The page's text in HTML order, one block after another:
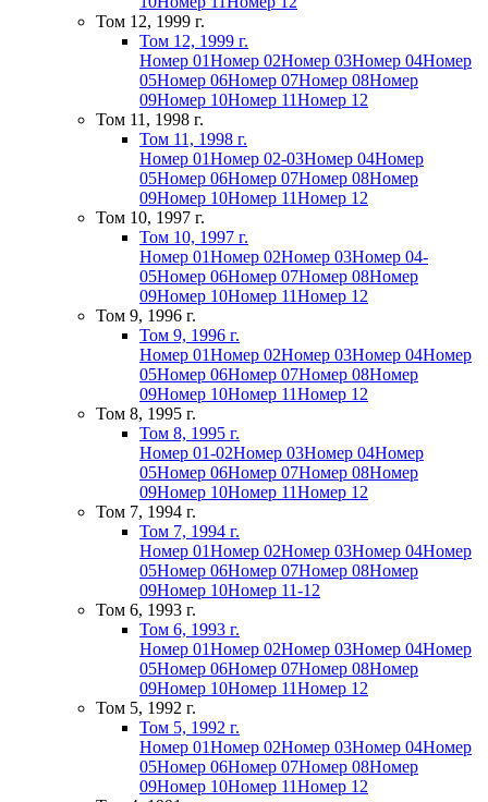
Том 12, 1999 г.
Том 12, 1999 г.
Номер 01Номер 02Номер 03Номер 04Номер
05Номер 06Номер 07Номер 08Номер
09Номер 10Номер 11Номер 12
Том 11, 1998 г.
Том 11, 1998 г.
Номер 01Номер 02-03Номер 04Номер
05Номер 06Номер 07Номер 08Номер
09Номер 10Номер 11Номер 12
Том 10, 1997 г.
Том 10, 1997 г.
Номер 01Номер 02Номер 03Номер 04-
05Номер 06Номер 07Номер 08Номер
09Номер 10Номер 11Номер 12
Том 9, 1996 г.
Том 9, 1996 г.
Номер 01Номер 02Номер 03Номер 04Номер
05Номер 06Номер 07Номер 08Номер
09Номер 10Номер 11Номер 12
Том 8, 1995 г.
Том 8, 1995 г.
Номер 01-02Номер 03Номер 04Номер
05Номер 06Номер 07Номер 08Номер
09Номер 10Номер 11Номер 12
Том 7, 1994 г.
Том 7, 1994 г.
Номер 01Номер 02Номер 03Номер 04Номер
05Номер 06Номер 07Номер 08Номер
09Номер 10Номер 11-12
Том 6, 1993 г.
Том 6, 1993 г.
Номер 01Номер 02Номер 03Номер 04Номер
05Номер 06Номер 07Номер 08Номер
09Номер 10Номер 11Номер 12
Том 5, 1992 г.
Том 5, 1992 г.
Номер 01Номер 02Номер 03Номер 04Номер
05Номер 06Номер 07Номер 08Номер
09Номер 10Номер 11Номер 12